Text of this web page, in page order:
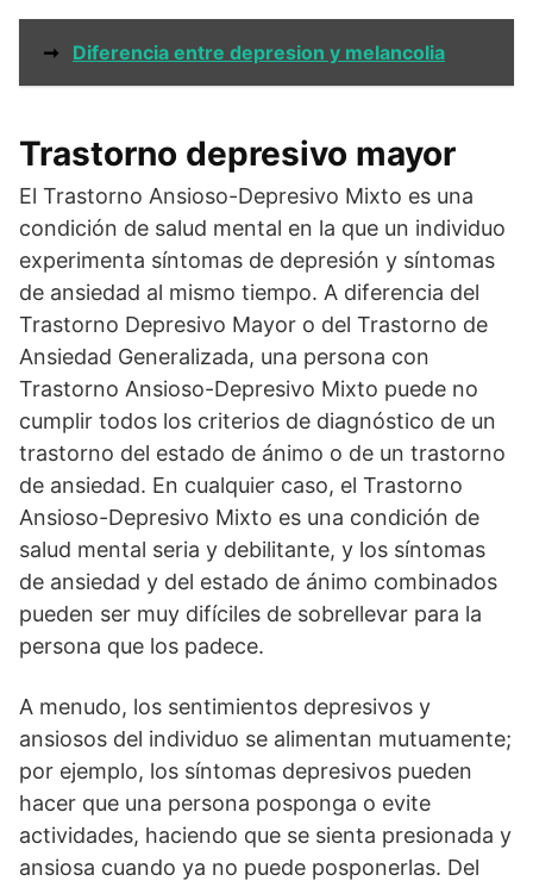
➞ Diferencia entre depresion y melancolia
Trastorno depresivo mayor
El Trastorno Ansioso-Depresivo Mixto es una
condición de salud mental en la que un individuo
experimenta síntomas de depresión y síntomas
de ansiedad al mismo tiempo. A diferencia del
Trastorno Depresivo Mayor o del Trastorno de
Ansiedad Generalizada, una persona con
Trastorno Ansioso-Depresivo Mixto puede no
cumplir todos los criterios de diagnóstico de un
trastorno del estado de ánimo o de un trastorno
de ansiedad. En cualquier caso, el Trastorno
Ansioso-Depresivo Mixto es una condición de
salud mental seria y debilitante, y los síntomas
de ansiedad y del estado de ánimo combinados
pueden ser muy difíciles de sobrellevar para la
persona que los padece.
A menudo, los sentimientos depresivos y
ansiosos del individuo se alimentan mutuamente;
por ejemplo, los síntomas depresivos pueden
hacer que una persona posponga o evite
actividades, haciendo que se sienta presionada y
ansiosa cuando ya no puede posponerlas. Del